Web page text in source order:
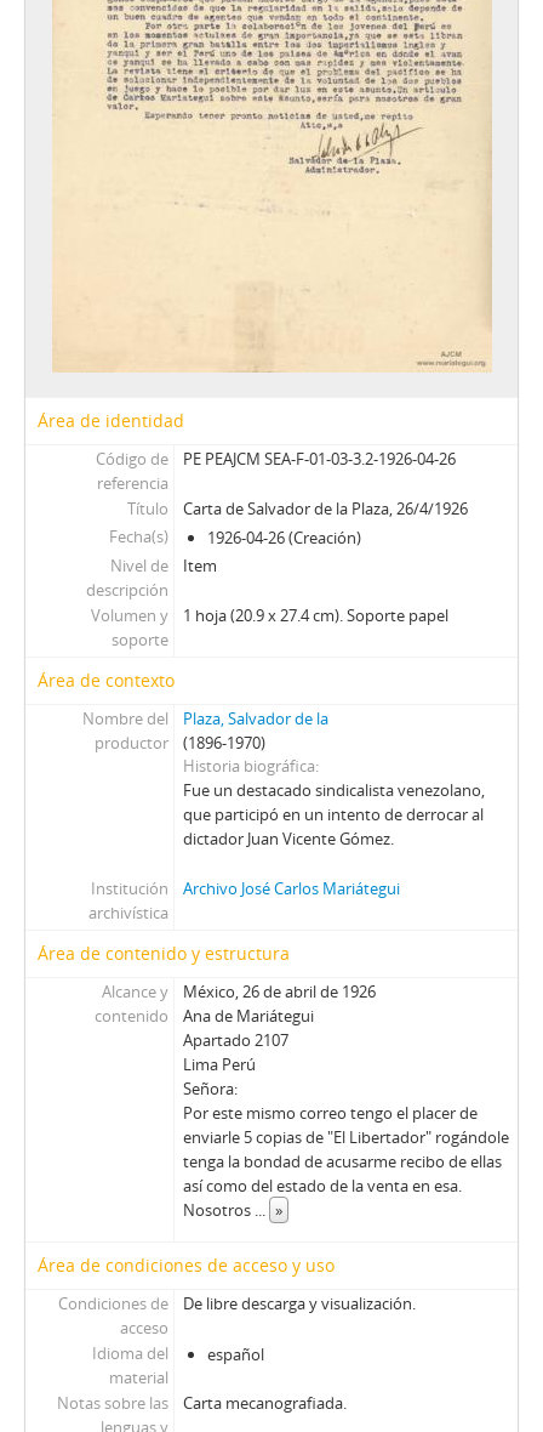
Área de identidad
Código de
referencia
PE PEAJCM SEA-F-01-03-3.2-1926-04-26
Título
Carta de Salvador de la Plaza, 26/4/1926
Fecha(s)
1926-04-26 (Creación)
Nivel de
descripción
Item
Volumen y
soporte
1 hoja (20.9 x 27.4 cm). Soporte papel
Área de contexto
Nombre del
productor
Plaza, Salvador de la
(1896-1970)
Historia biográfica
Fue un destacado sindicalista venezolano,
que participó en un intento de derrocar al
dictador Juan Vicente Gómez.
Institución
archivística
Archivo José Carlos Mariátegui
Área de contenido y estructura
Alcance y
contenido
México, 26 de abril de 1926
Ana de Mariátegui
Apartado 2107
Lima Perú
Señora:
Por este mismo correo tengo el placer de
enviarle 5 copias de "El Libertador" rogándole
tenga la bondad de acusarme recibo de ellas
así como del estado de la venta en esa.
Nosotros ... »
Área de condiciones de acceso y uso
Condiciones de
acceso
De libre descarga y visualización.
Idioma del
material
español
Notas sobre las
lenguas y
Carta mecanografiada.